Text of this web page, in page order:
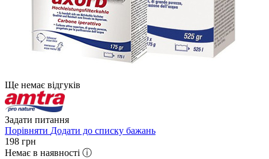
Ще немає відгуків
Задати питання
Порівняти Додати до списку бажань
198 грн
Немає в наявності ⓘ